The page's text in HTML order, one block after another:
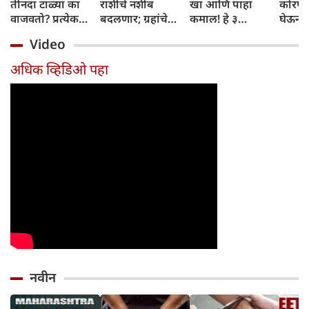
तीनदा टाळ्या का
वाजवतो? प्रत्येक
जाणून घ्या
राशींचे नशीब
बदलणार; ग्रहांचे
संपतील आणि शुभ
दिवसांची सुरुवात
होईल
खा आणि पाहा
कमाल! हे ३
तुम्हाला ठाऊक
घेऊन
Video
अधिक व्हिडिओ पहा
नवीन